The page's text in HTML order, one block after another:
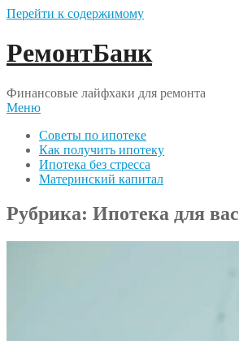
Перейти к содержимому
РемонтБанк
Финансовые лайфхаки для ремонта
Меню
Советы по ипотеке
Как получить ипотеку
Ипотека без стресса
Материнский капитал
Рубрика: Ипотека для вас